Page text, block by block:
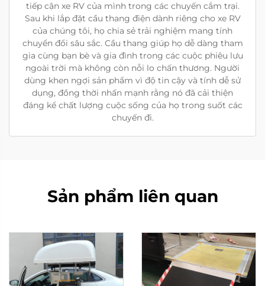
tiếp cận xe RV của mình trong các chuyến cắm trại.
Sau khi lắp đặt cầu thang điện dành riêng cho xe RV
của chúng tôi, họ chia sẻ trải nghiệm mang tính
chuyển đổi sâu sắc. Cầu thang giúp họ dễ dàng tham
gia cùng bạn bè và gia đình trong các cuộc phiêu lưu
ngoài trời mà không còn nỗi lo chấn thương. Người
dùng khen ngợi sản phẩm vì độ tin cậy và tính dễ sử
dụng, đồng thời nhấn mạnh rằng nó đã cải thiện
đáng kể chất lượng cuộc sống của họ trong suốt các
chuyến đi.
Sản phẩm liên quan